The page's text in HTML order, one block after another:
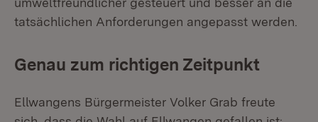
tatsächlichen Anforderungen angepasst werden.
Genau zum richtigen Zeitpunkt
Ellwangens Bürgermeister Volker Grab freute